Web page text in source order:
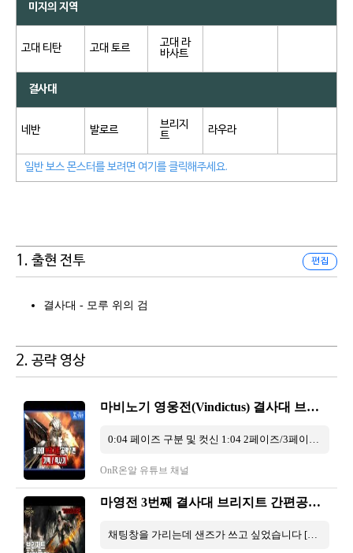
미지의 지역
고대 티탄 고대 토르
고대 라
바사트
결사대
네반 발로르
브리지
트
라우라
일반 보스 몬스터를 보려면 여기를 클릭해주세요.
1. 출현 전투 편집
결사대 - 모루 위의 검
2. 공략 영상
마비노기 영웅전(Vindictus) 결사대 브리지트 공략 1편 - 기믹/즉사기
0:04 페이즈 구분 및 컷신 1:04 2페이즈/3페이즈 광역 패턴 4:05 2페이즈/3페이즈 방어구파괴/즉사 패턴 6:13 2페이즈/3페이즈 모루의 ...
OnR온알 유튜브 채널
마영전 3번째 결사대 브리지트 간편공략!! [푸링나누]
채팅창을 가리는데 샌즈가 쓰고 싶었습니다 [BGM Info] Brigit Theme - Studio EIM https://youtu.be/D4KWACeBwJo.